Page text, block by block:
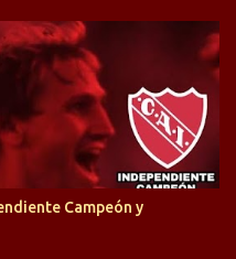
quien paso a
de pases y ha rendido de
sobre todo en la
lo mismo en cuanto al
Pasando a jugadores que
el rojo, tenemos a la dupla
ambos explotaron
de Varela, donde, por
tenido en cuenta para el
Campeón y